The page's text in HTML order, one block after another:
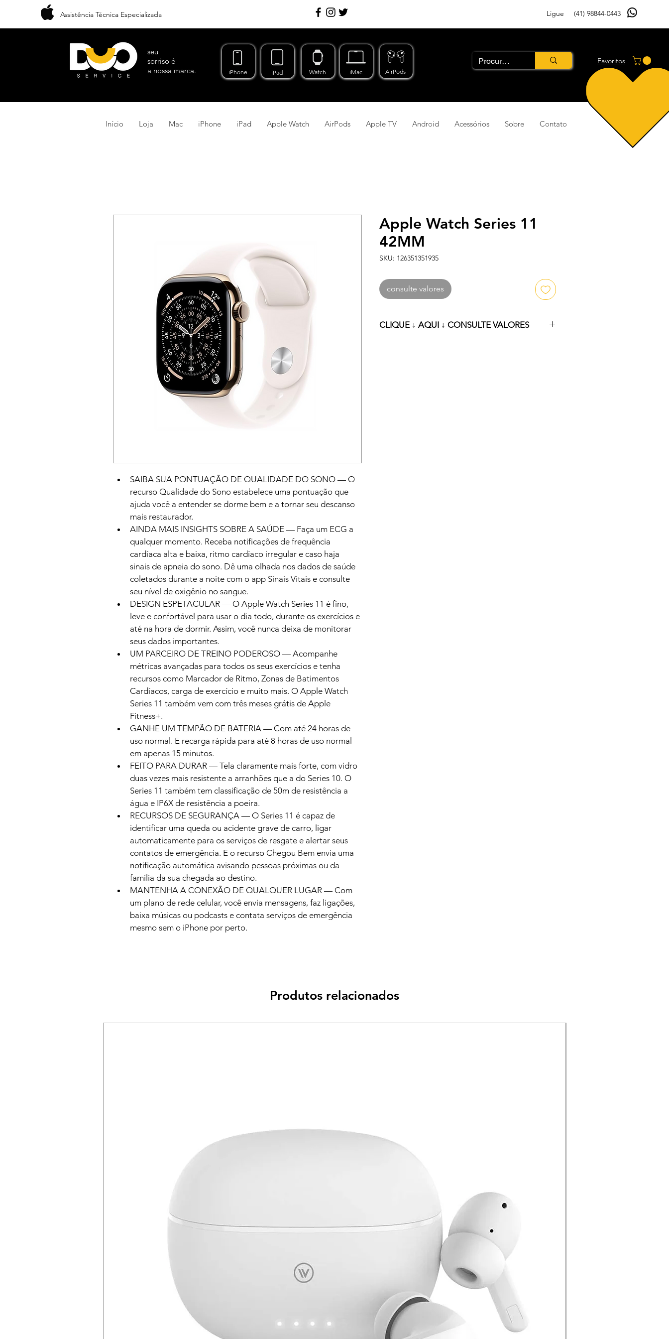
Assistência Técnica Especializada Ligue (41) 98844-0443
seu
sorriso é
a nossa marca.
iPhone iPad Watch iMac AirPods
Favoritos
Início Loja Mac iPhone iPad Apple Watch AirPods Apple TV Android Acessórios Sobre Contato
SAIBA SUA PONTUAÇÃO DE QUALIDADE DO SONO — O
recurso Qualidade do Sono estabelece uma pontuação que
ajuda você a entender se dorme bem e a tornar seu descanso
mais restaurador.
AINDA MAIS INSIGHTS SOBRE A SAÚDE — Faça um ECG a
qualquer momento. Receba notificações de frequência
cardíaca alta e baixa, ritmo cardíaco irregular e caso haja
sinais de apneia do sono. Dê uma olhada nos dados de saúde
coletados durante a noite com o app Sinais Vitais e consulte
seu nível de oxigênio no sangue.
DESIGN ESPETACULAR — O Apple Watch Series 11 é fino,
leve e confortável para usar o dia todo, durante os exercícios e
até na hora de dormir. Assim, você nunca deixa de monitorar
seus dados importantes.
UM PARCEIRO DE TREINO PODEROSO — Acompanhe
métricas avançadas para todos os seus exercícios e tenha
recursos como Marcador de Ritmo, Zonas de Batimentos
Cardíacos, carga de exercício e muito mais. O Apple Watch
Series 11 também vem com três meses grátis de Apple
Fitness+.
GANHE UM TEMPÃO DE BATERIA — Com até 24 horas de
uso normal. E recarga rápida para até 8 horas de uso normal
em apenas 15 minutos.
FEITO PARA DURAR — Tela claramente mais forte, com vidro
duas vezes mais resistente a arranhões que a do Series 10. O
Series 11 também tem classificação de 50m de resistência a
água e IP6X de resistência a poeira.
RECURSOS DE SEGURANÇA — O Series 11 é capaz de
identificar uma queda ou acidente grave de carro, ligar
automaticamente para os serviços de resgate e alertar seus
contatos de emergência. E o recurso Chegou Bem envia uma
notificação automática avisando pessoas próximas ou da
família da sua chegada ao destino.
MANTENHA A CONEXÃO DE QUALQUER LUGAR — Com
um plano de rede celular, você envia mensagens, faz ligações,
baixa músicas ou podcasts e contata serviços de emergência
mesmo sem o iPhone por perto.
Apple Watch Series 11
42MM
SKU: 126351351935
consulte valores
CLIQUE ↓ AQUI ↓ CONSULTE VALORES
Produtos relacionados